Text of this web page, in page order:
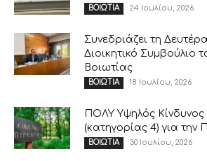
ΒΟΙΩΤΙΑ 24 Ιουλίου, 2026
Συνεδριάζει τη
Διοικητικό Συμβούλιο
Βοιωτίας
ΒΟΙΩΤΙΑ 18 Ιουλίου, 2026
ΠΟΛΥ Υψηλός
(κατηγορίας 4) για την
ΒΟΙΩΤΙΑ 30 Ιουλίου, 2026